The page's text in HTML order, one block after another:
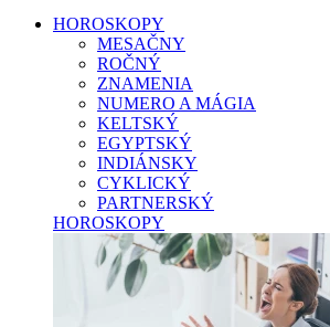
HOROSKOPY
MESAČNY
ROČNÝ
ZNAMENIA
NUMERO A MÁGIA
KELTSKÝ
EGYPTSKÝ
INDIÁNSKY
CYKLICKÝ
PARTNERSKÝ
HOROSKOPY